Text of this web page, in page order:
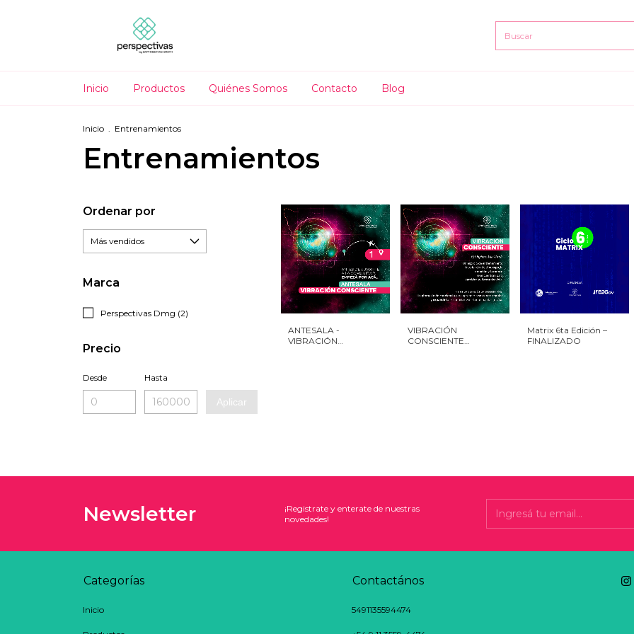
Inicio Productos Quiénes Somos Contacto Blog
Inicio . Entrenamientos
Entrenamientos
Ordenar por
Marca
Perspectivas Dmg (2)
Precio
Desde Hasta
Aplicar
ANTESALA -
VIBRACIÓN
VIBRACIÓN
CONSCIENTE
Matrix 6ta Edición –
FINALIZADO
Newsletter
¡Registrate y enterate de nuestras
novedades!
Categorías
Inicio
Contactános
5491135594474